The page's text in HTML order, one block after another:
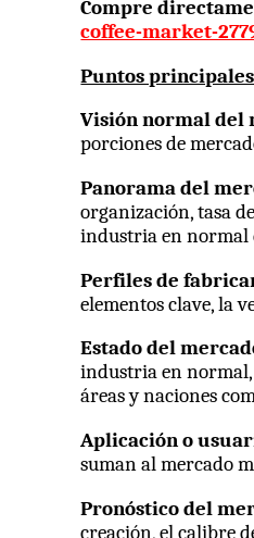
Compre
coffee-market-
Puntos
Visión normal del
porciones de
Panorama del
organización, tasa
industria en normal
Perfiles de
elementos clave, la
Estado del
industria en normal,
áreas y naciones
Aplicación o
suman al mercado
Pronóstico del
creación, el calibre